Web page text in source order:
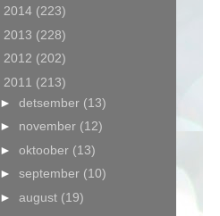
2014 (223)
2013 (228)
2012 (202)
2011 (213)
► detsember (13)
► november (12)
► oktoober (13)
► september (10)
► august (19)